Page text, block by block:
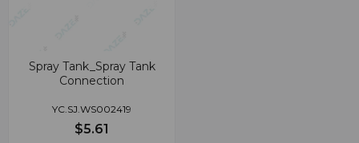
Spray Tank_Spray Tank
Connection
YC.SJ.WS002419
$5.61